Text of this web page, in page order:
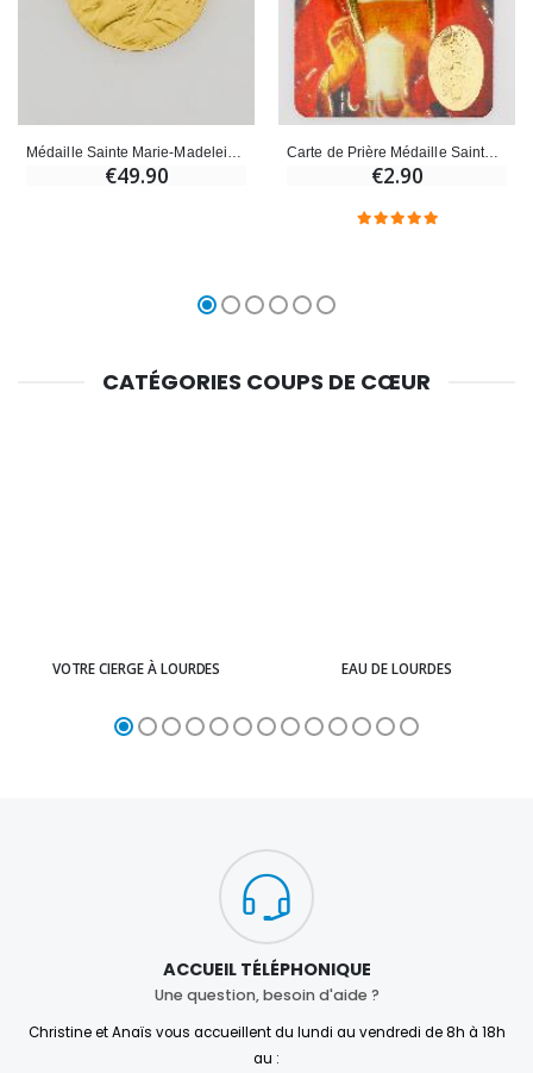
€49.90
Carte de Prière Médaille Sainte Marie-Madeleine
€2.90
CATÉGORIES COUPS DE CŒUR
VOTRE CIERGE À LOURDES EAU DE LOURDES
ACCUEIL TÉLÉPHONIQUE
Une question, besoin d'aide ?
Christine et Anaïs vous accueillent du lundi au vendredi de 8h à 18h
au :